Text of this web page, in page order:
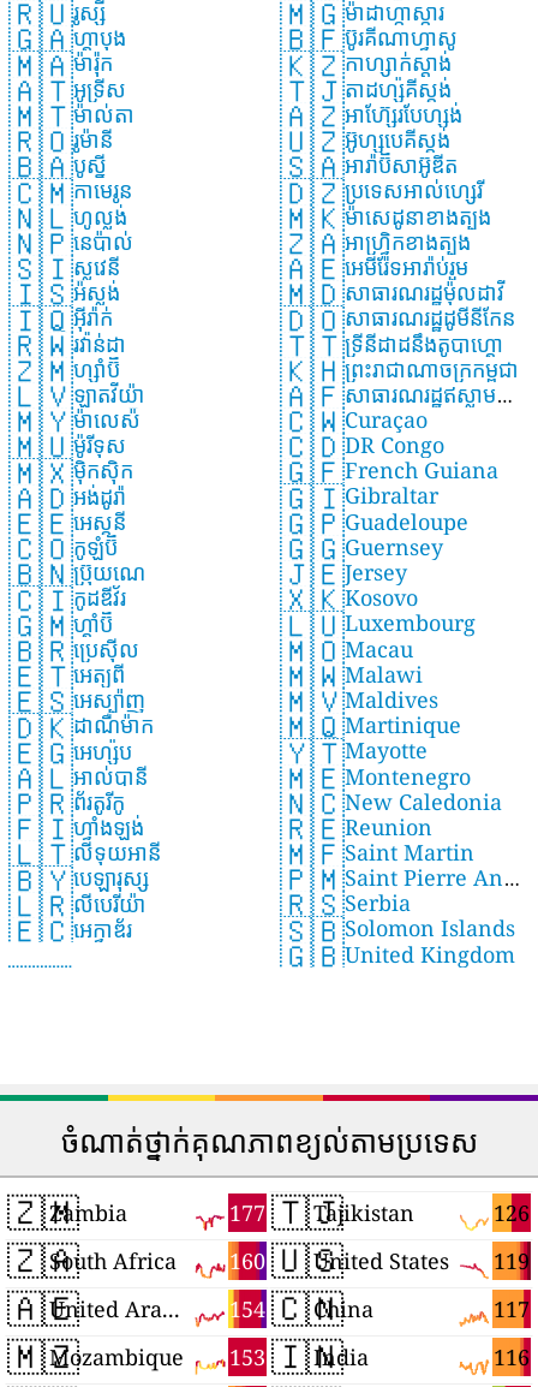
🇷🇺រូស្ស៊ី
🇬🇦ហ្គាបុង
🇲🇦ម៉ារ៉ុក
🇦🇹អូទ្រីស
🇲🇹ម៉ាល់តា
🇷🇴រូម៉ានី
🇧🇦បូស្ន៉ី
🇨🇲កាមេរូន
🇳🇱ហូល្លង់
🇳🇵នេប៉ាល់
🇸🇮ស្លូវេនី
🇮🇸អ៉ីស្លង់
🇮🇶អ៊ីរ៉ាក់
🇷🇼រវ៉ាន់ដា
🇿🇲ហ្សាំប៊ី
🇱🇻ឡាតវីយ៉ា
🇲🇾ម៉ាលេស៉ី
🇲🇺ម៉ូរីទុស
🇲🇽ម៉ិកស៊ិក
🇦🇩អង់ដូរ៉ា
🇪🇪អេស្តូនី
🇨🇴កូឡុំប៊ី
🇧🇳ប៊្រុយណេ
🇨🇮កូដឌីវ័រ
🇬🇲ហ្គាំប៊ី
🇧🇷ប្រេស៊ីល
🇪🇹អេត្យូពី
🇪🇸អេស្ប៉ាញ
🇩🇰ដាណឺម៉ាក
🇪🇬អេហ្ស៉ីប
🇦🇱អាល់បានី
🇵🇷ព័រតូរីកូ
🇫🇮ហ្វាំងឡង់
🇱🇹លីទុយអានី
🇧🇾បេឡារុស្ស
🇱🇷លីបេរីយ៉ា
🇪🇨អេក្វាឌ័រ
🇲🇬ម៉ាដាហ្កាស្ការ
🇧🇫ប៊ូរគីណាហ្វាសូ
🇰🇿កាហ្សាក់ស្តាង់់
🇹🇯តាដហ្ស៉ីគីស្តង់
🇦🇿អាហ៊្សែរបែហ្សង់
🇺🇿អ៊ូហ្សបេគីស្តង់
🇸🇦អារ៉ាប៊ីសាអ៊ូឌីត
🇩🇿ប្រទេសអាល់ហ្សេរី
🇲🇰ម៉ាសេដូនាខាងត្បូង
🇿🇦អាហ្វ្រិកខាងត្បូង
🇦🇪អេមីរ៉ែទអារ៉ាប់រួម
🇲🇩សាធារណរដ្ឋម៉ុលដាវី
🇩🇴សាធារណរដ្ឋដូមីនីកែន
🇹🇹ទ្រីនីដាដនឹងតូបាហ្គោ
🇰🇭ព្រះរាជាណាចក្រកម្ពុជា
🇦🇫សាធារណរដ្ឋឥស្លាម
អាហ្វហ្កានីស្ថាន
🇨🇼Curaçao
🇨🇩DR Congo
🇬🇫French Guiana
🇬🇮Gibraltar
🇬🇵Guadeloupe
🇬🇬Guernsey
🇯🇪Jersey
🇽🇰Kosovo
🇱🇺Luxembourg
🇲🇴Macau
🇲🇼Malawi
🇲🇻Maldives
🇲🇶Martinique
🇾🇹Mayotte
🇲🇪Montenegro
🇳🇨New Caledonia
🇷🇪Reunion
🇲🇫Saint Martin
🇵🇲Saint Pierre And
Miquelon
🇷🇸Serbia
🇸🇧Solomon Islands
🇬🇧United Kingdom
ចំណាត់ថ្នាក់គុណភាពខ្យល់តាមប្រទេស
🇿🇲 177
Zambia
🇿🇦 160
South Africa
🇦🇪 154
United Arab Emirates
🇲🇿 153
Mozambique
🇹🇯 126
Tajikistan
🇺🇸 119
United States
🇨🇳 117
China
🇮🇳 116
India